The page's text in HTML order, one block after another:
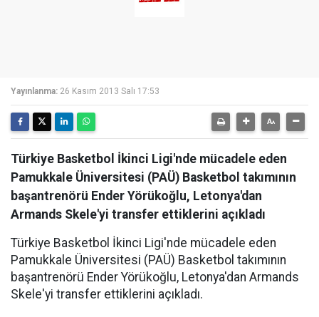
Yayınlanma: 26 Kasım 2013 Salı 17:53
Türkiye Basketbol İkinci Ligi'nde mücadele eden
Pamukkale Üniversitesi (PAÜ) Basketbol takımının
başantrenörü Ender Yörükoğlu, Letonya'dan
Armands Skele'yi transfer ettiklerini açıkladı
Türkiye Basketbol İkinci Ligi'nde mücadele eden
Pamukkale Üniversitesi (PAÜ) Basketbol takımının
başantrenörü Ender Yörükoğlu, Letonya'dan Armands
Skele'yi transfer ettiklerini açıkladı.